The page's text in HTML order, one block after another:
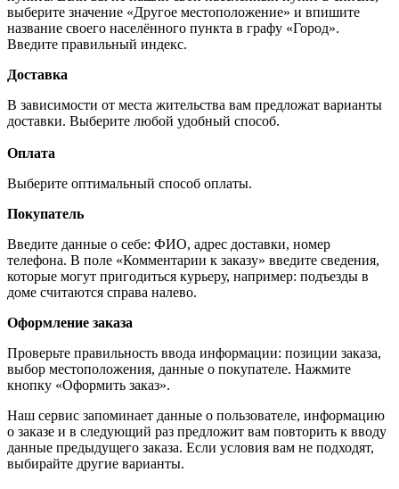
выберите значение «Другое местоположение» и впишите
название своего населённого пункта в графу «Город».
Введите правильный индекс.
Доставка
В зависимости от места жительства вам предложат варианты
доставки. Выберите любой удобный способ.
Оплата
Выберите оптимальный способ оплаты.
Покупатель
Введите данные о себе: ФИО, адрес доставки, номер
телефона. В поле «Комментарии к заказу» введите сведения,
которые могут пригодиться курьеру, например: подъезды в
доме считаются справа налево.
Оформление заказа
Проверьте правильность ввода информации: позиции заказа,
выбор местоположения, данные о покупателе. Нажмите
кнопку «Оформить заказ».
Наш сервис запоминает данные о пользователе, информацию
о заказе и в следующий раз предложит вам повторить к вводу
данные предыдущего заказа. Если условия вам не подходят,
выбирайте другие варианты.